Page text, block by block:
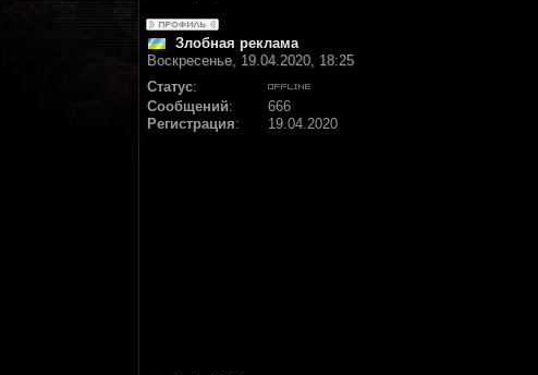
Злобная реклама
Воскресенье, 19.04.2020, 18:25
Статус:
Сообщений:
666
Регистрация: 19.04.2020